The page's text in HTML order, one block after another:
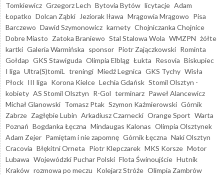
Tomkiewicz Grzegorz Lech Bytovia Bytów licytacje Adam
Łopatko Dolcan Ząbki Jeziorak Iława Mrągowia Mrągowo Pisa
Barczewo Dawid Szymonowicz karnety Chojniczanka Chojnice
Dobre Miasto Zatoka Braniewo Stal Stalowa Wola WMZPN żółte
kartki Galeria Warmińska sponsor Piotr Zajączkowski Rominta
Gołdap GKS Stawiguda Olimpia Elbląg Łukta Resovia Biskupiec
I liga Ultra(S)tomiL treningi Miedź Legnica GKS Tychy Wisła
Płock III liga Korona Kielce Lechia Gdańsk Stomil Olsztyn -
kobiety AS Stomil Olsztyn R-Gol terminarz Paweł Alancewicz
Michał Glanowski Tomasz Ptak Szymon Kaźmierowski Górnik
Zabrze Zagłębie Lubin Arkadiusz Czarnecki Orange Sport Warta
Poznań Bogdanka Łęczna Mindaugas Kalonas Olimpia Olsztynek
Adam Zejer Pamiętam i nie zapomnę Górnik Łęczna Naki Olsztyn
Cracovia Błękitni Orneta Piotr Klepczarek MKS Korsze Motor
Lubawa Wojewódzki Puchar Polski Flota Świnoujście Hutnik
Kraków rozmowa po meczu Kolejarz Stróże Olimpia Zambrów